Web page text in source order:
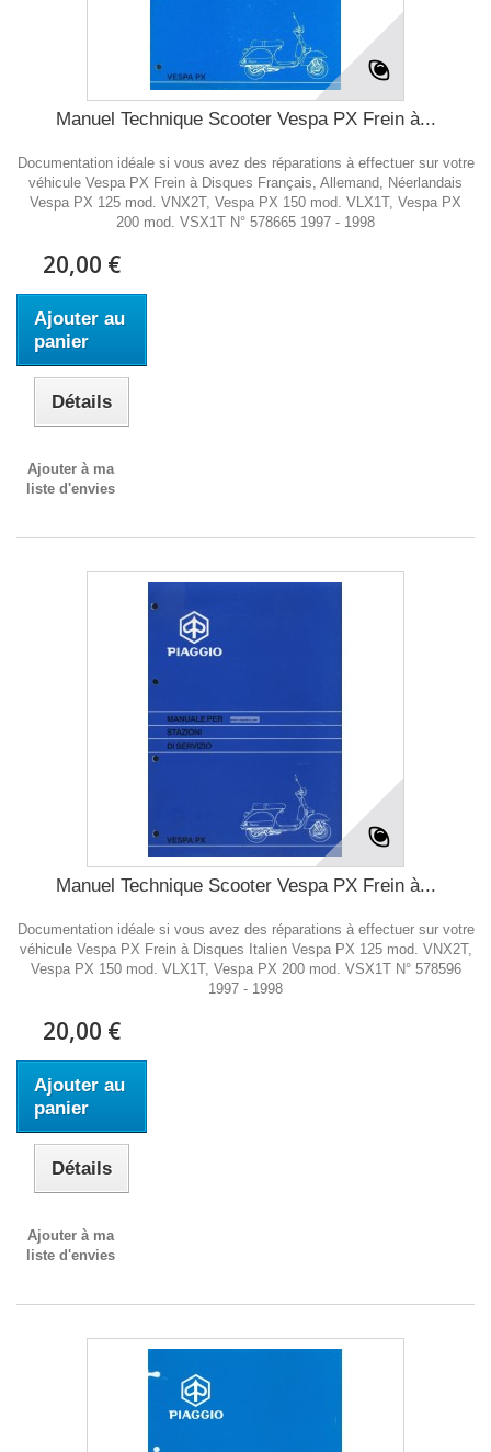
Manuel Technique Scooter Vespa PX Frein à...
Documentation idéale si vous avez des réparations à effectuer sur votre
véhicule Vespa PX Frein à Disques Français, Allemand, Néerlandais
Vespa PX 125 mod. VNX2T, Vespa PX 150 mod. VLX1T, Vespa PX
200 mod. VSX1T N° 578665 1997 - 1998
20,00 €
Ajouter au
panier
Détails
Ajouter à ma
liste d'envies
Manuel Technique Scooter Vespa PX Frein à...
Documentation idéale si vous avez des réparations à effectuer sur votre
véhicule Vespa PX Frein à Disques Italien Vespa PX 125 mod. VNX2T,
Vespa PX 150 mod. VLX1T, Vespa PX 200 mod. VSX1T N° 578596
1997 - 1998
20,00 €
Ajouter au
panier
Détails
Ajouter à ma
liste d'envies